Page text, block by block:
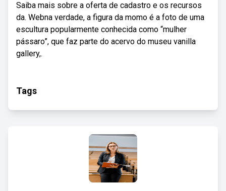
Saiba mais sobre a oferta de cadastro e os recursos
da. Webna verdade, a figura da momo é a foto de uma
escultura popularmente conhecida como “mulher
pássaro”, que faz parte do acervo do museu vanilla
gallery,.
Tags